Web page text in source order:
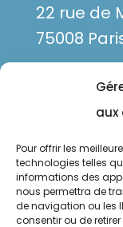
aux
Pour offrir les
technologies telles
informations des
nous permettra de
de navigation ou les
consentir ou de
22 rue de
75008